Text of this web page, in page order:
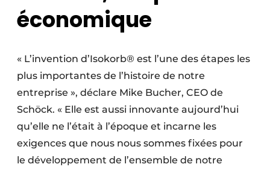
économique
« L’invention d’Isokorb® est l’une des étapes les
plus importantes de l’histoire de notre
entreprise », déclare Mike Bucher, CEO de
Schöck. « Elle est aussi innovante aujourd’hui
qu’elle ne l’était à l’époque et incarne les
exigences que nous nous sommes fixées pour
le développement de l’ensemble de notre